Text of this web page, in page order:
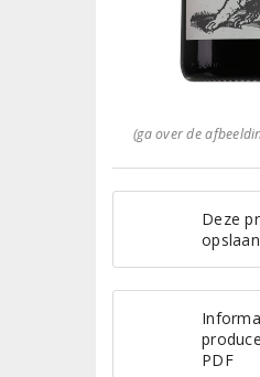
(ga over de
Deze
PDF